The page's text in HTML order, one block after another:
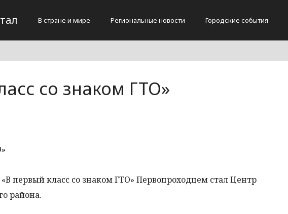
В стране и мире Региональные новости Городские события
со знаком ГТО»
первый класс со знаком ГТО» Первопроходцем стал Центр
района.